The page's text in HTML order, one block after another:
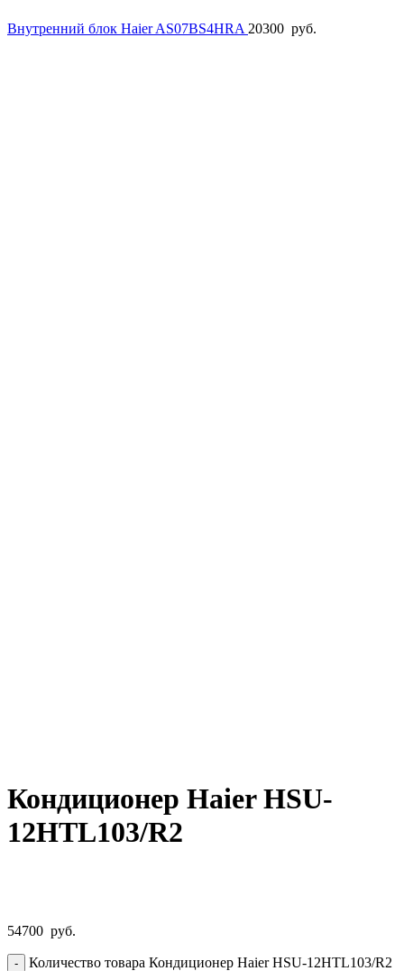
Внутренний блок Haier AS07BS4HRA 20300 руб.
Кондиционер Haier HSU-
12HTL103/R2
54700 руб.
Количество товара Кондиционер Haier HSU-12HTL103/R2